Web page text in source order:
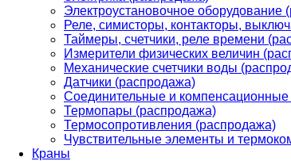
Электроустановочное оборудование
Реле, симисторы, контакторы,
Таймеры, счетчики, реле времени
Измерители физических величин
Механические счетчики воды
Датчики (распродажа)
Соединительные и
Термопары (распродажа)
Термосопротивления (распродажа)
Чувствительные элементы и
Краны